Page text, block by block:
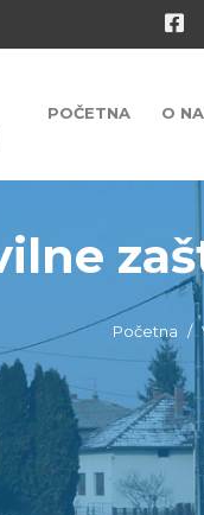
POČETNA O
Početna